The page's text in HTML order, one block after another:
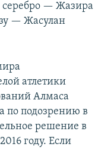
серебро — Жазира
— Жасулан
атлетики
Алмаса
по подозрению в
решение в
году. Если